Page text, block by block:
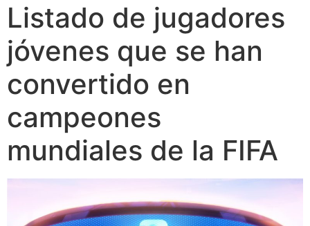
Listado de jugadores
jóvenes que se han
convertido en
campeones
mundiales de la FIFA